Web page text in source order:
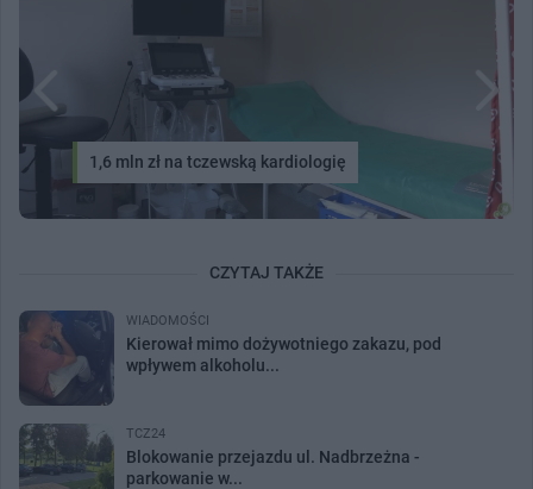
1,6 mln zł na tczewską kardiologię
CZYTAJ TAKŻE
WIADOMOŚCI
Kierował mimo dożywotniego zakazu, pod
wpływem alkoholu...
TCZ24
Blokowanie przejazdu ul. Nadbrzeżna -
parkowanie w...